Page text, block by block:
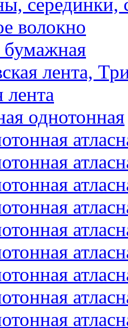
волокно
лента,
лента
однотонная